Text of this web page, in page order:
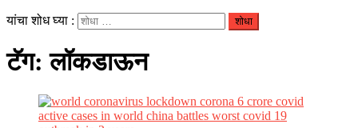
यांचा शोध घ्या :
टॅग:लॉकडाऊन